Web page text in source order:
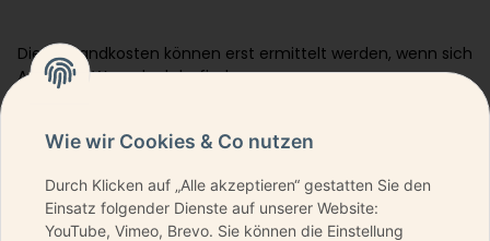
Die Versandkosten können erst ermittelt werden, wenn sich
Artikel im Warenkorb befinden.
NEWSLETTER ABONNIEREN & KEINE DEALS
VERPASSEN
Wie wir Cookies & Co nutzen
Durch Klicken auf „Alle akzeptieren“ gestatten Sie den
Einsatz folgender Dienste auf unserer Website:
YouTube, Vimeo, Brevo. Sie können die Einstellung